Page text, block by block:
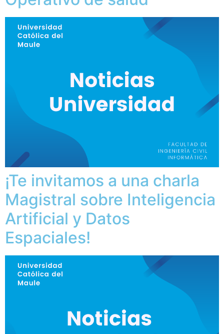
¡Te invitamos a una charla
Magistral sobre Inteligencia
Artificial y Datos
Espaciales!